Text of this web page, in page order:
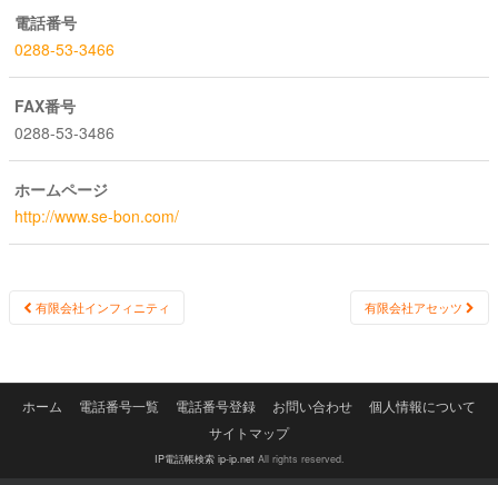
電話番号
0288-53-3466
FAX番号
0288-53-3486
ホームページ
http://www.se-bon.com/
Post
有限会社インフィニティ 有限会社アセッツ
ホーム 電話番号一覧 電話番号登録 お問い合わせ
個人情報について
サイトマップ
IP電話帳検索 ip-ip.netAll rights reserved.